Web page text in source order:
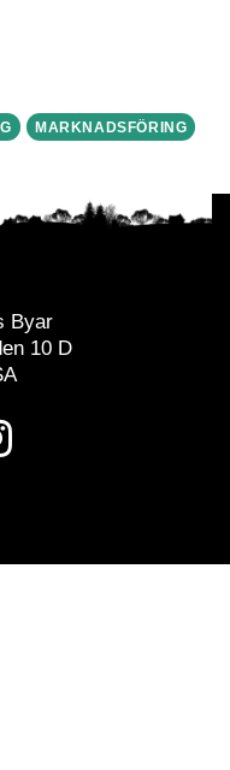
MARKNADSFÖRING
Byar
10 D